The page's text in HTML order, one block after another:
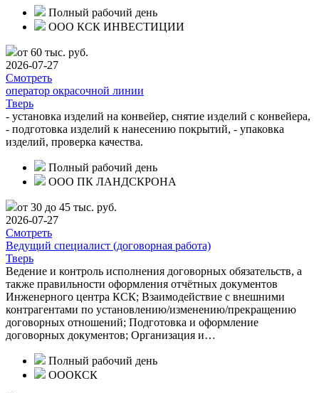
Полный рабочий день
ООО КСК ИНВЕСТИЦИИ
от 60 тыс. руб.
2026-07-27
Смотреть
оператор окрасочной линии
Тверь
- установка изделий на конвейер, снятие изделий с конвейера,
- подготовка изделий к нанесению покрытий, - упаковка
изделий, проверка качества.
Полный рабочий день
ООО ПК ЛАНДСКРОНА
от 30 до 45 тыс. руб.
2026-07-27
Смотреть
Ведущий специалист (договорная работа)
Тверь
Ведение и контроль исполнения договорных обязательств, а
также правильности оформления отчётных документов
Инженерного центра КСК; Взаимодействие с внешними
контрагентами по установлению/изменению/прекращению
договорных отношений; Подготовка и оформление
договорных документов; Организация и…
Полный рабочий день
ОООКСК